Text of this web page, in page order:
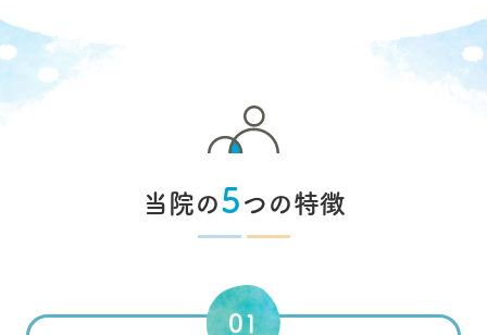
当院の5つの特徴